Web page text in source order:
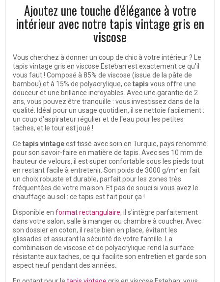
Ajoutez une touche d'élégance à votre
intérieur avec notre tapis vintage gris en
viscose
Vous cherchez à donner un coup de chic à votre intérieur ? Le
tapis vintage gris en viscose Esteban est exactement ce qu'il
vous faut ! Composé à 85% de viscose (issue de la pâte de
bambou) et à 15% de polyacrylique, ce tapis vous offre une
douceur et une brillance incroyables. Avec une garantie de 2
ans, vous pouvez être tranquille : vous investissez dans de la
qualité. Idéal pour un usage quotidien, il se nettoie facilement :
un coup d'aspirateur régulier et de l'eau pour les petites
taches, et le tour est joué !
Ce tapis vintageest tissé avec soin en Turquie, pays renommé
pour son savoir-faire en matière de tapis. Avec ses 10 mm de
hauteur de velours, il est super confortable sous les pieds tout
en restant facile à entretenir. Son poids de 3000 g/m² en fait
un choix robuste et durable, parfait pour les zones très
fréquentées de votre maison. Et pas de souci si vous avez le
chauffage au sol : ce tapis est fait pour ça !
Disponible en format rectangulaire, il s'intègre parfaitement
dans votre salon, salle à manger ou chambre à coucher. Avec
son dossier en coton, il reste bien en place, évitant les
glissades et assurant la sécurité de votre famille. La
combinaison de viscose et de polyacrylique rend la surface
résistante aux taches, ce qui facilite son entretien et garde son
aspect neuf pendant des années.